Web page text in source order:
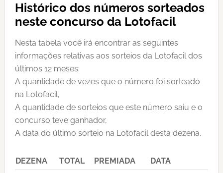
Histórico dos números sorteados
neste concurso da Lotofacil
Nesta tabela você irá encontrar as seguintes
informações relativas aos sorteios da Lotofacil dos
últimos 12 meses:
A quantidade de vezes que o número foi sorteado
na Lotofacil,
A quantidade de sorteios que este número saiu e o
concurso teve ganhador,
A data do último sorteio na Lotofacil desta dezena.
DEZENA TOTAL PREMIADA DATA